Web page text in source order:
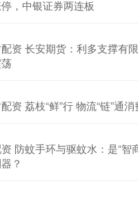
，中银证券两连板
资 长安期货：利多支撑有
资 荔枝“鲜”行 物流“链”通
防蚊手环与驱蚊水：是“智
？